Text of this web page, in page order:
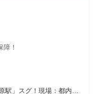
！
駅」スグ！現場：都内近